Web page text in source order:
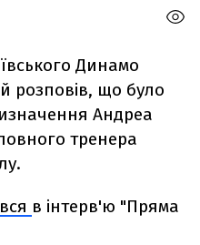
Динамо
розповів, що було
Андреа
тренера
в інтерв'ю "Пряма